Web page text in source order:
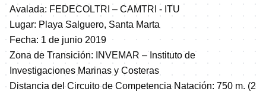
Avalada: FEDECOLTRI – CAMTRI - ITU
Lugar: Playa Salguero, Santa Marta
Fecha: 1 de junio 2019
Zona de Transición: INVEMAR – Instituto de
Investigaciones Marinas y Costeras
Distancia del Circuito de Competencia Natación: 750 m. (2